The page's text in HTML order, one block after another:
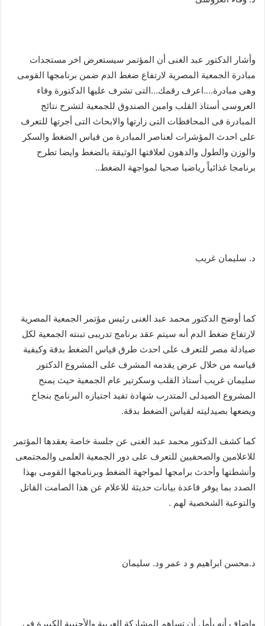
وأشار الدكتور عبد الغنى أن المؤتمر سيستعرض اخر مستجدات
مبادرة الجمعية المصرية لارتفاع ضغط الدم ضمن برنامجها القومى
وهى مبادرة….اعرف رقمك…التى تشرف عليها الدكتورة وفاء
العروسى أستاذ القلب وامين الصندوق للجمعية لتشرح نتائج
المبادرة فى المحافظات التى زارتها والابحاث التى أجرتها للتعرف
على احدث المؤشرات لعناصر المبادرة من قياس الضغط والسكر
والوزن والطول والدهون لعلاقتها الوثيقة بالضغط وايضا تطرح
برنامجا غذائياً رياضيا صحيا لمواجهة الضغط..
د. سليمان غريب
كما أوضح الدكتور محمد عبد الغنى رئيس مؤتمر الجمعية المصرية
لارتفاع ضغط الدم أنه سيتم عقد برنامج تدريبى تبنته الجمعية لكل
صيادلة مصر للتعرف على احدث طرق قياس الضغط بدقة وكيفية
قياسه من خلال عرض يقدمه المشرف على المشروع الدكتور
سليمان غريب أستاذ القلب وسكرتير عام الجمعية حيث يمنح
المشروع الصيدلى المتدرب شهادة تفيد اجتيازه البرنامج بنجاح
ويضعها بصيدليته لقياس الضغط بدقة.
كما كشف الدكتور محمد عبد الغنى عن جلسة خاصة يعقدها المؤتمر
للاعلامين والصحفيين للتعرف على دور الجمعية العلمى والمجتمعى
وأنشطتها وأحدث برامجها لمواجهة الضغط وبرنامجها القومى بهذا
الصدد بما يوفر قاعدة بيانات حديثة للاعلام عن هذا الصامت القاتل
والتوعية الشخصية لهم .
د.محسن ابراهيم و د عمر ود. سليمان
واضاف أنه يأمل أن تساهم المشاركة العربية والأجنبية الكبيرة فى